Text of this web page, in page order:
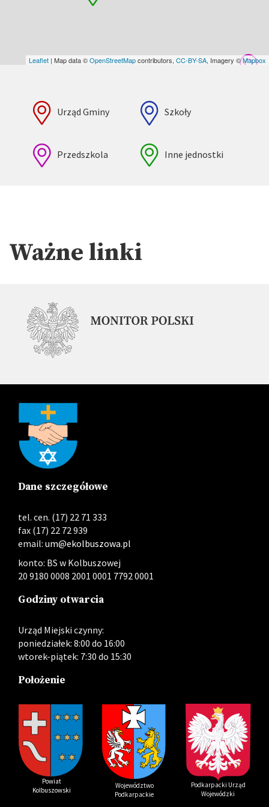
Leaflet | Map data ©OpenStreetMapcontributors, CC-BY-SA, Imagery ©Mapbox
Urząd Gminy Szkoły
Przedszkola Inne jednostki
Ważne linki
Dane szczegółowe
tel. cen. (17) 22 71 333
fax (17) 22 72 939
email: um@ekolbuszowa.pl
konto: BS w Kolbuszowej
20 9180 0008 2001 0001 7792 0001
Godziny otwarcia
Urząd Miejski czynny:
poniedziałek: 8:00 do 16:00
wtorek-piątek: 7:30 do 15:30
Położenie
Powiat
Kolbuszowski
Województwo
Podkarpackie
Podkarpacki Urząd
Wojewódzki